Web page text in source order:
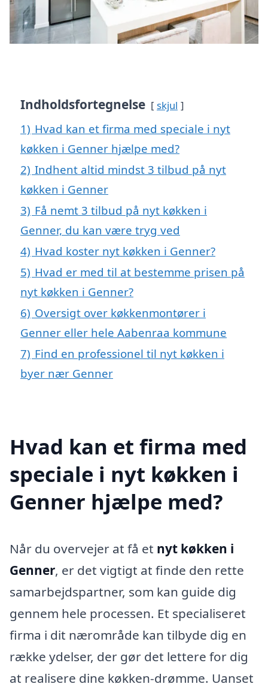
Indholdsfortegnelse skjul
1) Hvad kan et firma med speciale i nyt
køkken i Genner hjælpe med?
2) Indhent altid mindst 3 tilbud på nyt
køkken i Genner
3) Få nemt 3 tilbud på nyt køkken i
Genner, du kan være tryg ved
4) Hvad koster nyt køkken i Genner?
5) Hvad er med til at bestemme prisen på
nyt køkken i Genner?
6) Oversigt over køkkenmontører i
Genner eller hele Aabenraa kommune
7) Find en professionel til nyt køkken i
byer nær Genner
Hvad kan et firma med
speciale i nyt køkken i
Genner hjælpe med?
Når du overvejer at få et nyt køkken i
Genner, er det vigtigt at finde den rette
samarbejdspartner, som kan guide dig
gennem hele processen. Et specialiseret
firma i dit nærområde kan tilbyde dig en
række ydelser, der gør det lettere for dig
at realisere dine køkken-drømme. Uanset